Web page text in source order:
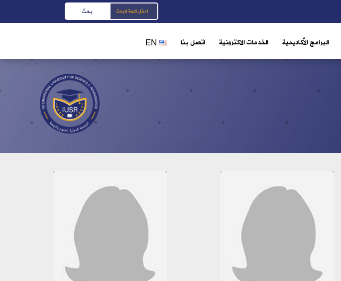
البرامج الأكاديمية الخدمات الاكترونية اتصل بنا EN